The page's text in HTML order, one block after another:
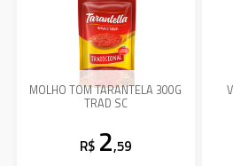
MOLHO TOM TARANTELA 300G
TRAD SC
R$ 2,59